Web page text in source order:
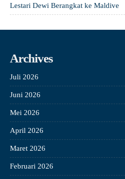
Lestari Dewi Berangkat ke Maldive
Archives
Juli 2026
Juni 2026
Mei 2026
April 2026
Maret 2026
Februari 2026